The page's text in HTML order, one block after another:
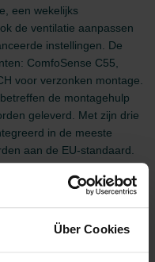
Über Cookies
een wekelijks
de ventilatie aanpassen
instellingen. De
ComfoSense C55,
voor verzonken montage.
de montagehulp
geleverd. Met zijn drie
in de meeste
aan de EU-standaard.
verkrijgbaar met een
muur. De ComfoSense C
zoals de
Het toestel is niet
Quality-versie of de